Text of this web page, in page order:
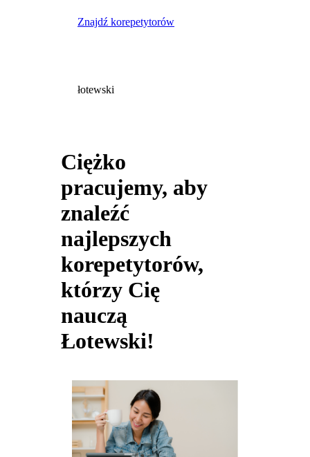
Znajdź korepetytorów
łotewski
Ciężko
pracujemy, aby
znaleźć
najlepszych
korepetytorów,
którzy Cię
nauczą
Łotewski!